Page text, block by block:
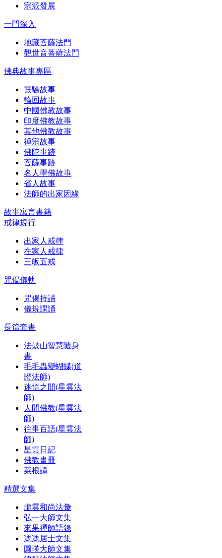
宗派發展
一門深入
地藏菩薩法門
觀世音菩薩法門
佛典故事專區
靈驗故事
輪回故事
中國佛教故事
印度佛教故事
其他佛教故事
禪宗故事
佛陀事跡
菩薩事跡
名人學佛故事
省人故事
法師的出家因緣
故事寓言書籍
戒律規行
出家人戒律
在家人戒律
三皈五戒
咒偈儀軌
咒偈持誦
儀規課誦
長篇套書
法鼓山智慧隨身
書
毛毛蟲變蝴蝶(道
證法師)
迷悟之間(星雲法
師)
人間佛教(星雲法
師)
往事百語(星雲法
師)
星雲日記
佛教畫冊
菜根譚
精選文集
虛雲和尚法彙
弘一大師文集
來果禪師語錄
馮馮居士文集
圓瑛大師文集